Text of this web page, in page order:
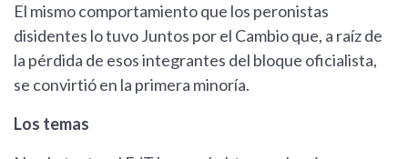
El mismo comportamiento que los peronistas
disidentes lo tuvo Juntos por el Cambio que, a raíz de
la pérdida de esos integrantes del bloque oficialista,
se convirtió en la primera minoría.
Los temas